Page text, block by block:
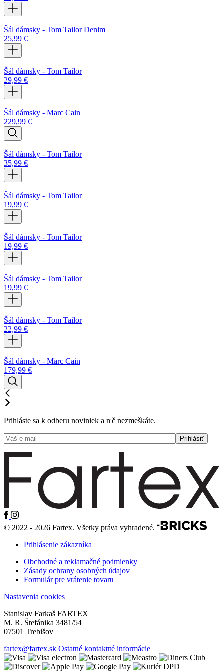
Šál dámsky - Tom Tailor Denim
25,99 €
Šál dámsky - Tom Tailor
29,99 €
Šál dámsky - Marc Cain
229,99 €
Šál dámsky - Tom Tailor
35,99 €
Šál dámsky - Tom Tailor
19,99 €
Šál dámsky - Tom Tailor
19,99 €
Šál dámsky - Tom Tailor
19,99 €
Šál dámsky - Tom Tailor
22,99 €
Šál dámsky - Marc Cain
179,99 €
Prihláste sa k odberu noviniek a nič nezmeškáte.
© 2022 - 2026 Fartex. Všetky práva vyhradené.
Prihlásenie zákazníka
Obchodné a reklamačné podmienky
Zásady ochrany osobných údajov
Formulár pre vrátenie tovaru
Nastavenia cookies
Stanislav Farkaš FARTEX
M. R. Štefánika 3481/54
07501 Trebišov
fartex@fartex.sk Ostatné kontaktné informácie